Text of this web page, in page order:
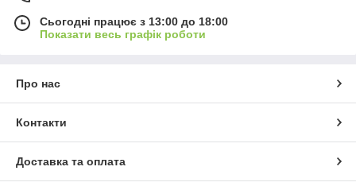
Сьогодні працює з 13:00 до 18:00
Показати весь графік роботи
Про нас
Контакти
Доставка та оплата